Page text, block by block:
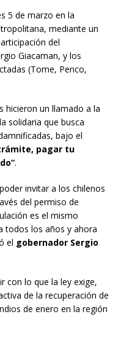
5 de marzo en la
mediante un
del
Giacaman, y los
(Tome, Penco,
hicieron un llamado a la
solidaria que busca
bajo el
pagar tu
.
invitar a los chilenos
del permiso de
es el mismo
todos los años y ahora
el gobernador Sergio
con lo que la ley exige,
de la recuperación de
de enero en la región